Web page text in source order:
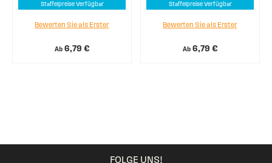
Staffelpreise Verfügbar
Ab 6,79 €
Bewerten Sie als Erster
Staffelpreise Verfügbar
Ab 6,79 €
Bewerten Sie als Erster
FOLGE UNS!